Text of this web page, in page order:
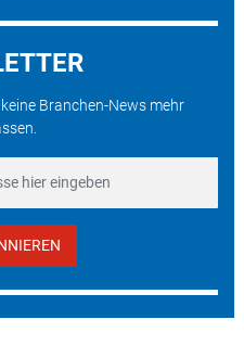
Branchen-News mehr